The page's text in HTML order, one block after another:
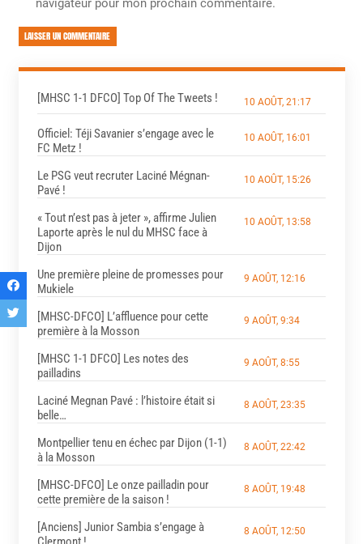
navigateur pour mon prochain commentaire.
LAISSER UN COMMENTAIRE
[MHSC 1-1 DFCO] Top Of The Tweets ! 10 AOÛT, 21:17
Officiel: Téji Savanier s’engage avec le
FC Metz !
10 AOÛT, 16:01
Le PSG veut recruter Laciné Mégnan-
Pavé !
10 AOÛT, 15:26
« Tout n’est pas à jeter », affirme Julien
Laporte après le nul du MHSC face à
Dijon
10 AOÛT, 13:58
Une première pleine de promesses pour
Mukiele
9 AOÛT, 12:16
[MHSC-DFCO] L’affluence pour cette
première à la Mosson
9 AOÛT, 9:34
[MHSC 1-1 DFCO] Les notes des
pailladins
9 AOÛT, 8:55
Laciné Megnan Pavé : l’histoire était si
belle…
8 AOÛT, 23:35
Montpellier tenu en échec par Dijon (1-1)
à la Mosson
8 AOÛT, 22:42
[MHSC-DFCO] Le onze pailladin pour
cette première de la saison !
8 AOÛT, 19:48
[Anciens] Junior Sambia s’engage à
8 AOÛT, 12:50